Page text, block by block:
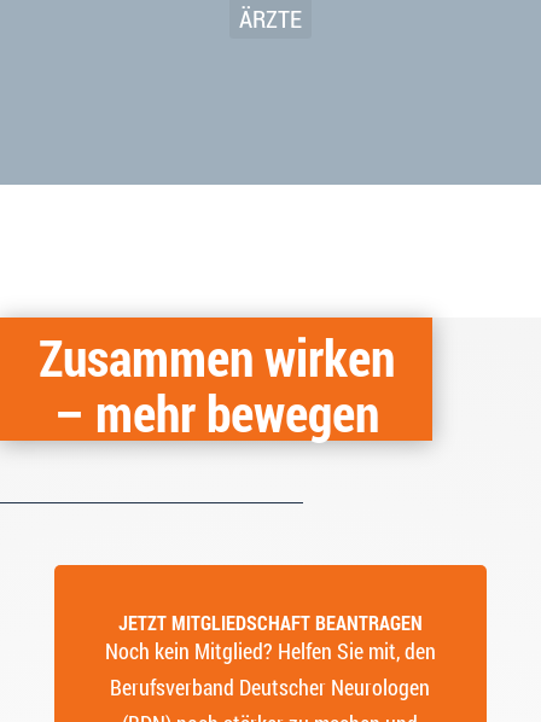
ÄRZTE
Zusammen wirken
– mehr bewegen
JETZT MITGLIEDSCHAFT BEANTRAGEN
Noch kein Mitglied? Helfen Sie mit, den
Berufsverband Deutscher Neurologen